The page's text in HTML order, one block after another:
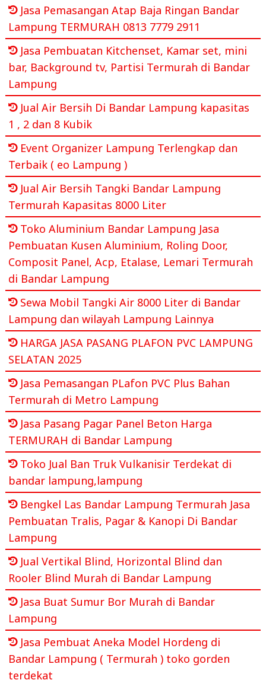
Jasa Pemasangan Atap Baja Ringan Bandar
Lampung TERMURAH 0813 7779 2911
Jasa Pembuatan Kitchenset, Kamar set, mini
bar, Background tv, Partisi Termurah di Bandar
Lampung
Jual Air Bersih Di Bandar Lampung kapasitas
1 , 2 dan 8 Kubik
Event Organizer Lampung Terlengkap dan
Terbaik ( eo Lampung )
Jual Air Bersih Tangki Bandar Lampung
Termurah Kapasitas 8000 Liter
Toko Aluminium Bandar Lampung Jasa
Pembuatan Kusen Aluminium, Roling Door,
Composit Panel, Acp, Etalase, Lemari Termurah
di Bandar Lampung
Sewa Mobil Tangki Air 8000 Liter di Bandar
Lampung dan wilayah Lampung Lainnya
HARGA JASA PASANG PLAFON PVC LAMPUNG
SELATAN 2025
Jasa Pemasangan PLafon PVC Plus Bahan
Termurah di Metro Lampung
Jasa Pasang Pagar Panel Beton Harga
TERMURAH di Bandar Lampung
Toko Jual Ban Truk Vulkanisir Terdekat di
bandar lampung,lampung
Bengkel Las Bandar Lampung Termurah Jasa
Pembuatan Tralis, Pagar & Kanopi Di Bandar
Lampung
Jual Vertikal Blind, Horizontal Blind dan
Rooler Blind Murah di Bandar Lampung
Jasa Buat Sumur Bor Murah di Bandar
Lampung
Jasa Pembuat Aneka Model Hordeng di
Bandar Lampung ( Termurah ) toko gorden
terdekat